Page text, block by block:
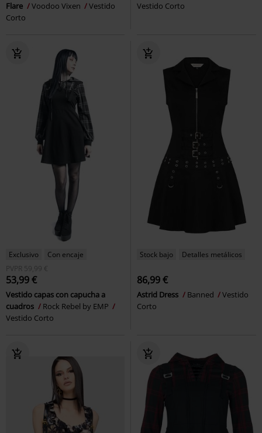
Flare
Voodoo Vixen
Vestido
Corto
Vestido Corto
Exclusivo
Con encaje
PVPR
59,99 €
53,99 €
Vestido capas con capucha a
cuadros
Rock Rebel by EMP
Vestido Corto
Stock bajo Detalles metálicos
86,99 €
Astrid Dress Banned
Vestido
Corto